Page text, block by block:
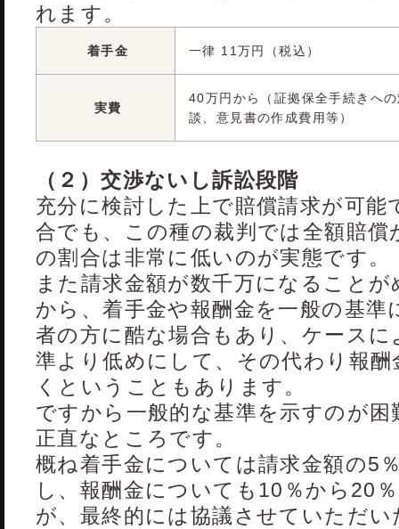
れます。
着手金 一律 11万円（税込）
実費
40万円から（証拠保全手続きへ
談、意見書の作成費用等）
（２）交渉ないし訴訟段階
充分に検討した上で賠償請求が可能
合でも、この種の裁判では全額賠
の割合は非常に低いのが実態です。
また請求金額が数千万になること
から、着手金や報酬金を一般の基
者の方に酷な場合もあり、ケース
準より低めにして、その代わり報
くということもあります。
ですから一般的な基準を示すのが
正直なところです。
概ね着手金については請求金額の5
し、報酬金についても10％から20
が、最終的には協議させていただ